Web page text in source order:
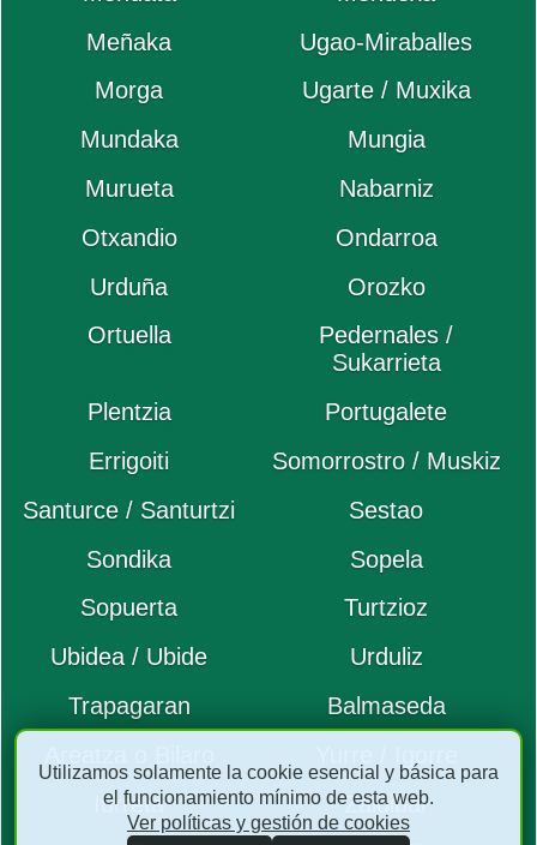
Meñaka
Ugao-Miraballes
Morga
Ugarte / Muxika
Mundaka
Mungia
Murueta
Nabarniz
Otxandio
Ondarroa
Urduña
Orozko
Ortuella
Pedernales /
Sukarrieta
Plentzia
Portugalete
Errigoiti
Somorrostro / Muskiz
Santurce / Santurtzi
Sestao
Sondika
Sopela
Sopuerta
Turtzioz
Ubidea / Ubide
Urduliz
Trapagaran
Balmaseda
Iurreta
Zaldibar
Utilizamos solamente la cookie esencial y básica para
el funcionamiento mínimo de esta web.
Ver políticas y gestión de cookies